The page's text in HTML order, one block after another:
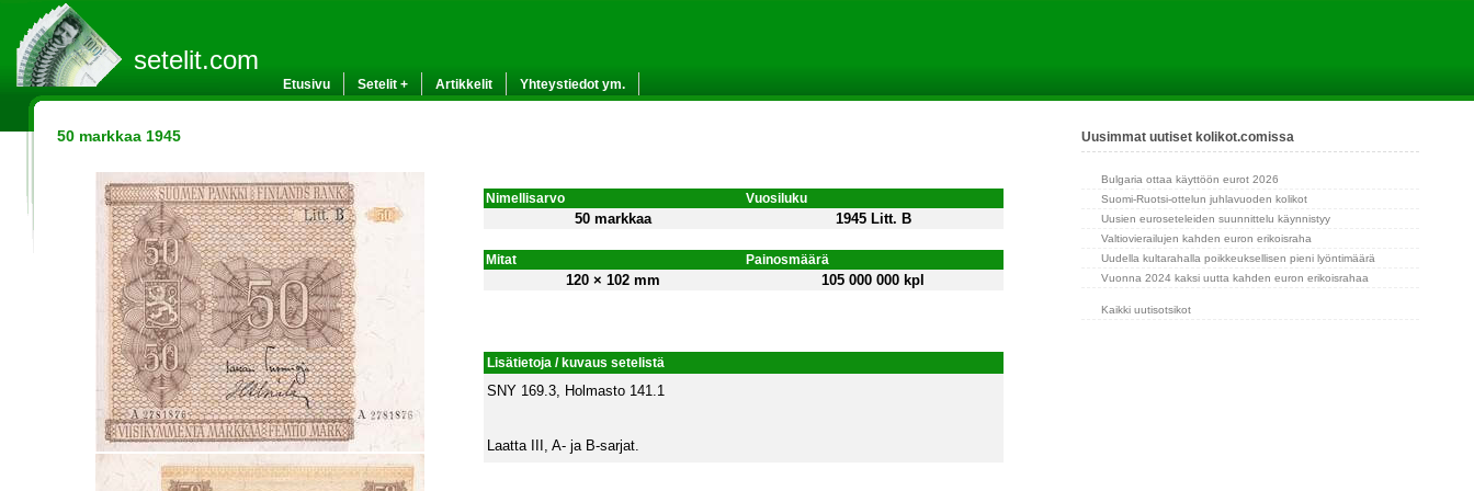
setelit.com
Etusivu Setelit + Artikkelit Yhteystiedot ym.
50 markkaa 1945
Nimellisarvo Vuosiluku
50 markkaa 1945 Litt. B
Mitat Painosmäärä
120 × 102 mm 105 000 000 kpl
Lisätietoja / kuvaus setelistä
SNY 169.3, Holmasto 141.1
Laatta III, A- ja B-sarjat.
Uusimmat uutiset kolikot.comissa
Bulgaria ottaa käyttöön eurot 2026
Suomi-Ruotsi-ottelun juhlavuoden kolikot
Uusien euroseteleiden suunnittelu käynnistyy
Valtiovierailujen kahden euron erikoisraha
Uudella kultarahalla poikkeuksellisen pieni lyöntimäärä
Vuonna 2024 kaksi uutta kahden euron erikoisrahaa
Kaikki uutisotsikot